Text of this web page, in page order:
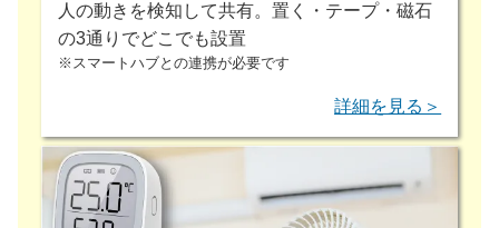
人の動きを検知して共有。置く・テープ・磁石
の3通りでどこでも設置
※スマートハブとの連携が必要です
詳細を見る＞